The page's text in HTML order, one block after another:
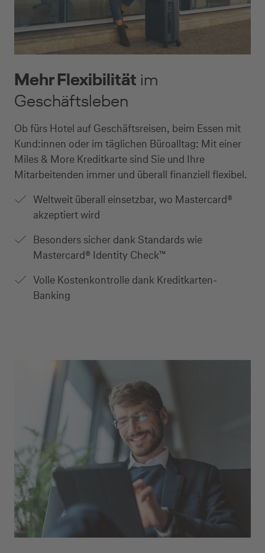
Mehr Flexibilität im
Geschäftsleben
Ob fürs Hotel auf Geschäftsreisen, beim Essen mit
Kund:innen oder im täglichen Büroalltag: Mit einer
Miles & More Kreditkarte sind Sie und Ihre
Mitarbeitenden immer und überall finanziell flexibel.
Weltweit überall einsetzbar, wo Mastercard®
akzeptiert wird
Besonders sicher dank Standards wie
Mastercard® Identity Check™
Volle Kostenkontrolle dank Kreditkarten-
Banking